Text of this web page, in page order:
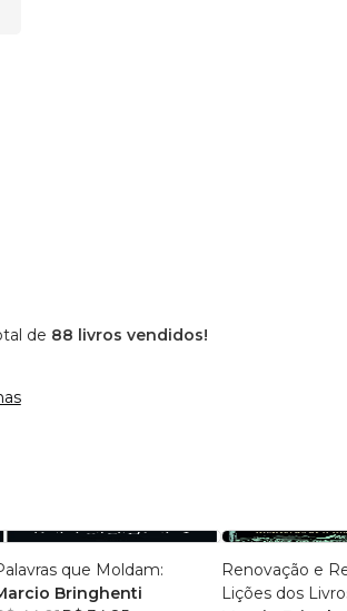
de 88 livros vendidos!
que Moldam:
Bringhenti
Renovação e
Lições dos